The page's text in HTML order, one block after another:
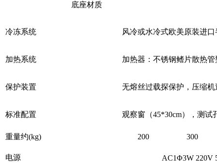
底座材质
冷冻系统 风冷或水冷式欧美原装进
加热系统 加热器：不锈钢鳍片散热
保护装置 无熔丝过载探保护，压缩
标准配置 观察窗（45*30cm），测试
重量约(kg) 200 300
电源 AC1Φ3W 220V